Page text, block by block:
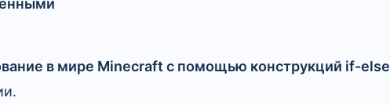
в мире Minecraft с помощью конструкций if-else